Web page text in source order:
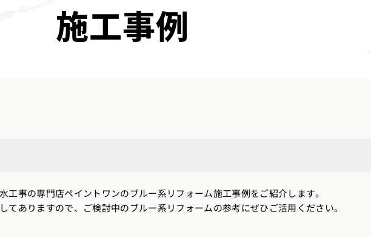
施工事例
工事の専門店ペイントワンのブルー系リフォーム施工事例をご紹介します。
てありますので、ご検討中のブルー系リフォームの参考にぜひご活用ください。